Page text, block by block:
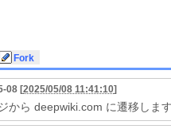
08 [2025/05/08 11:41:10]
から deepwiki.com に遷移します